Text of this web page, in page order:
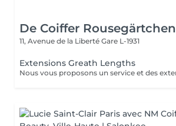
De Coiffer Rousegärtchen
11, Avenue de la Liberté Gare L-1931
Extensions Greath Lengths